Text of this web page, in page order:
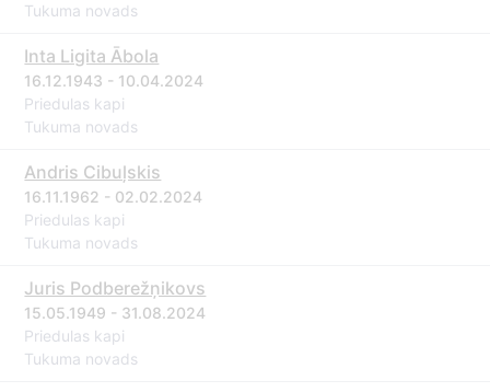
Tukuma novads
Inta Ligita Ābola
16.12.1943 - 10.04.2024
Priedulas kapi
Tukuma novads
Andris Cibuļskis
16.11.1962 - 02.02.2024
Priedulas kapi
Tukuma novads
Juris Podberežņikovs
15.05.1949 - 31.08.2024
Priedulas kapi
Tukuma novads